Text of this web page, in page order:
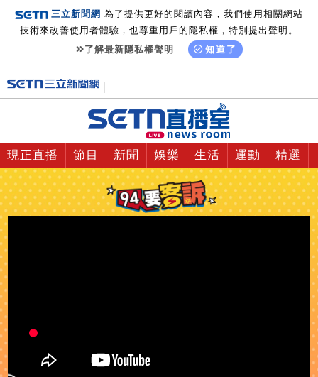
三立新聞網 為了提供更好的閱讀內容，我們使用相關網站
技術來改善使用者體驗，也尊重用戶的隱私權，特別提出聲明。
了解最新隱私權聲明
知道了
現正直播 節目 新聞 娛樂 生活 運動 精選